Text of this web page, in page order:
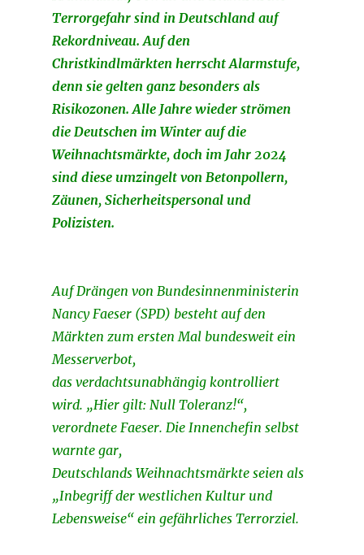
Terrorgefahr sind in Deutschland auf
Rekordniveau. Auf den
Christkindlmärkten herrscht Alarmstufe,
denn sie gelten ganz besonders als
Risikozonen. Alle Jahre wieder strömen
die Deutschen im Winter auf die
Weihnachtsmärkte, doch im Jahr 2024
sind diese umzingelt von Betonpollern,
Zäunen, Sicherheitspersonal und
Polizisten.
Auf Drängen von Bundesinnenministerin
Nancy Faeser (SPD) besteht auf den
Märkten zum ersten Mal bundesweit ein
Messerverbot,
das verdachtsunabhängig kontrolliert
wird. „Hier gilt: Null Toleranz!“,
verordnete Faeser. Die Innenchefin selbst
warnte gar,
Deutschlands Weihnachtsmärkte seien als
„Inbegriff der westlichen Kultur und
Lebensweise“ ein gefährliches Terrorziel.